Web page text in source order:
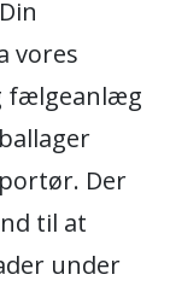
vores
fælgeanlæg
Der
til at
under